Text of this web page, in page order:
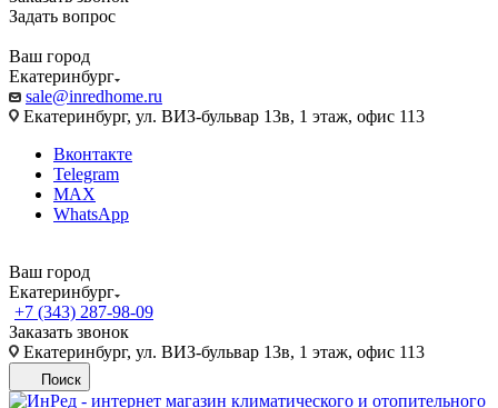
Задать вопрос
Ваш город
Екатеринбург
sale@inredhome.ru
Екатеринбург, ул. ВИЗ-бульвар 13в, 1 этаж, офис 113
Вконтакте
Telegram
MAX
WhatsApp
Ваш город
Екатеринбург
+7 (343) 287-98-09
Заказать звонок
Екатеринбург, ул. ВИЗ-бульвар 13в, 1 этаж, офис 113
Поиск